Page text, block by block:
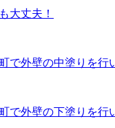
大丈夫！
で外壁の中塗りを行
で外壁の下塗りを行